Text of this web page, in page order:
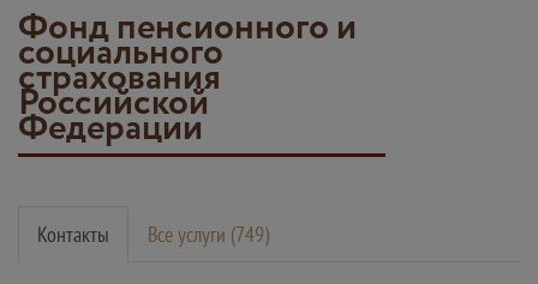
Фонд пенсионного и
социального
страхования
Российской
Федерации
Контакты Все услуги (749)